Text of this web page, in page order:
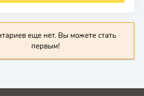
еще нет. Вы можете стать
первым!